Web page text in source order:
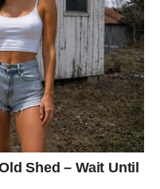
ono što je dugo
i radosti.
donosi ogromne
ali posebno će